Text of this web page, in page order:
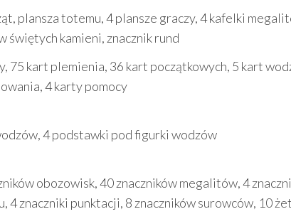
plansza totemu, 4 plansze graczy, 4 kafelki
świętych kamieni, znacznik rund
75 kart plemienia, 36 kart początkowych, 5 kart
4 karty pomocy
4 podstawki pod figurki wodzów
obozowisk, 40 znaczników megalitów, 4
4 znaczniki punktacji, 8 znaczników surowców, 10